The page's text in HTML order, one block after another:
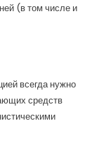
(в том числе и
всегда нужно
средств